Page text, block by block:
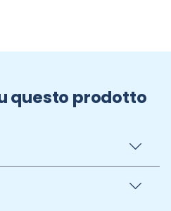
questo prodotto